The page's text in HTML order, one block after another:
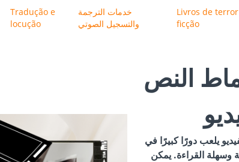
Tradução e
locução
خدمات الترجمة
والتسجيل الصوتي
Livros de
ficção
النص
يلعب دورًا كبيرًا في
القراءة. يمكن